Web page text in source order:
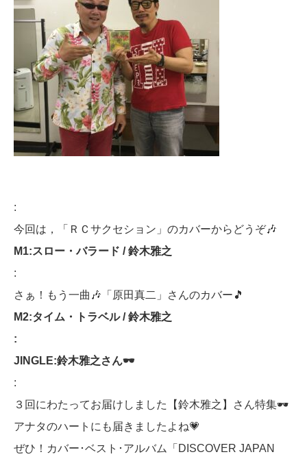
:
今回は，「ＲＣサクセション」のカバーからどうぞ🎶
M1:スロー・バラード /鈴木雅之
:
さぁ！もう一曲🎶「原田真二」さんのカバー🎵
M2:タイム・トラベル/鈴木雅之
:
JINGLE:鈴木雅之さん🕶
:
３回にわたってお届けしました【鈴木雅之】さん特集🕶
アナタのハートにも届きましたよね💗
ぜひ！カバー･ベスト･アルバム「DISCOVER JAPAN